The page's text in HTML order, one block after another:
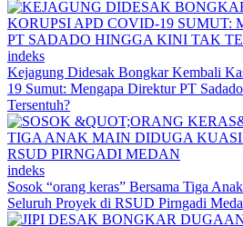
indeks
Kejagung Didesak Bongkar Kembali
19 Sumut: Mengapa Direktur PT
Tersentuh?
indeks
Sosok “orang keras” Bersama Tiga
Seluruh Proyek di RSUD Pirngadi